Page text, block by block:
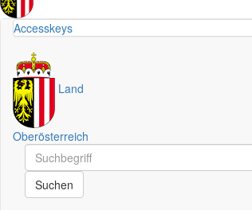
Accesskeys
Land
Oberösterreich
Schnellsuche
Schnellsuche
Suchen